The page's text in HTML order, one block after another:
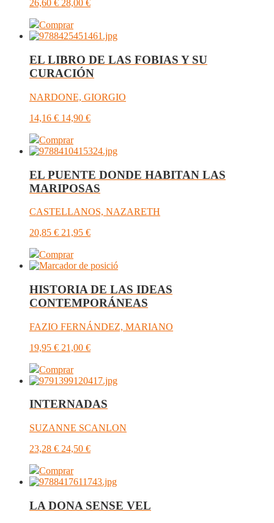
26,60 € 28,00 €
Comprar
EL LIBRO DE LAS FOBIAS Y SU
CURACIÓN
NARDONE, GIORGIO
14,16 € 14,90 €
Comprar
EL PUENTE DONDE HABITAN LAS
MARIPOSAS
CASTELLANOS, NAZARETH
20,85 € 21,95 €
Comprar
HISTORIA DE LAS IDEAS
CONTEMPORÁNEAS
FAZIO FERNÁNDEZ, MARIANO
19,95 € 21,00 €
Comprar
INTERNADAS
SUZANNE SCANLON
23,28 € 24,50 €
Comprar
LA DONA SENSE VEL